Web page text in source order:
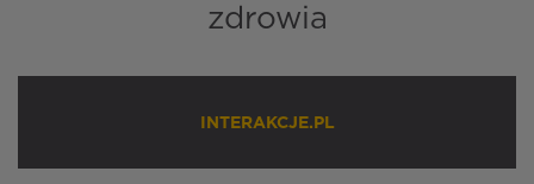
zdrowia
INTERAKCJE.PL